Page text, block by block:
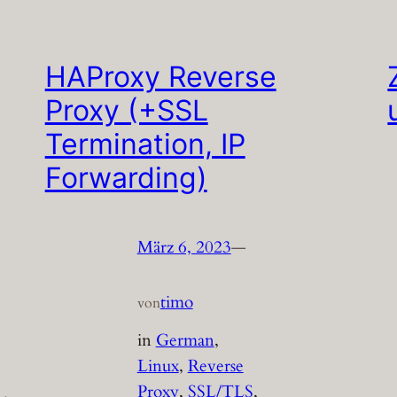
HAProxy Reverse
Proxy (+SSL
Termination, IP
Forwarding)
März 6, 2023—
vontimo
in German
Linux, Reverse
Proxy, SSL/TLS